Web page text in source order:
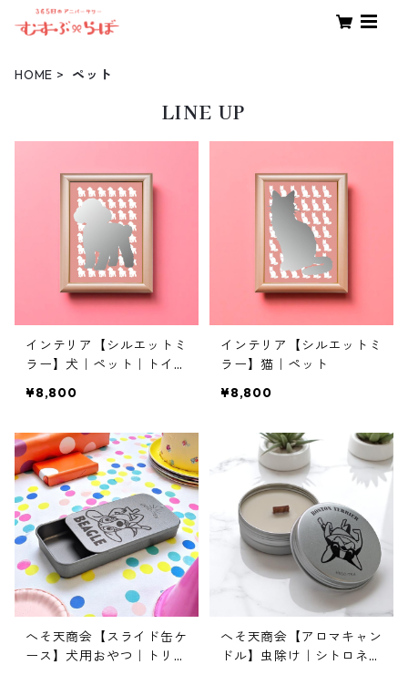
HOME ペット
LINE UP
インテリア【シルエットミ
ラー】犬｜ペット｜トイプ
¥8,800
インテリア【シルエットミ
ラー】猫｜ペット
¥8,800
へそ天商会【スライド缶ケ
ース】犬用おやつ｜トリー
へそ天商会【アロマキャン
ドル】虫除け｜シトロネラ